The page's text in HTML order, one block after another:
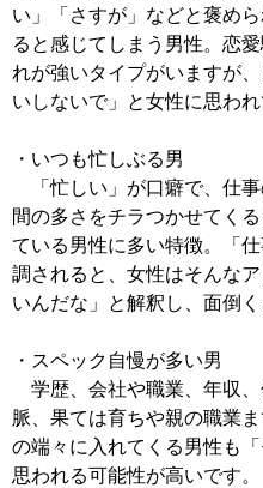
い」「さすが」などと褒め
ると感じてしまう男性。恋
れが強いタイプがいますが
いしないで」と女性に思われ
・いつも忙しぶる男
「忙しい」が口癖で、仕
間の多さをチラつかせてく
ている男性に多い特徴。「
調されると、女性はそんな
いんだな」と解釈し、面倒
・スペック自慢が多い男
学歴、会社や職業、年収
脈、果ては育ちや親の職業
の端々に入れてくる男性も
思われる可能性が高いです